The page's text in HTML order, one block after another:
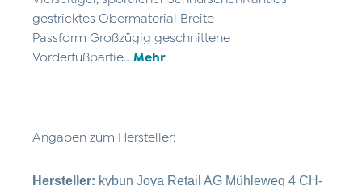
gestricktes Obermaterial Breite
Passform Großzügig geschnittene
Vorderfußpartie… Mehr
Angaben zum Hersteller:
Hersteller: kybun Joya Retail AG Mühleweg 4 CH-